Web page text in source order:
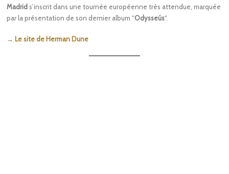
Madrid s’inscrit dans une tournée européenne très attendue, marquée
par la présentation de son dernier album “Odysseús“.
→ Le site de Herman Dune